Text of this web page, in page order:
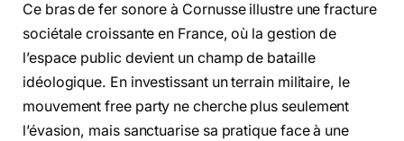
Ce bras de fer sonore à Cornusse illustre une fracture
sociétale croissante en France, où la gestion de
l’espace public devient un champ de bataille
idéologique. En investissant un terrain militaire, le
mouvement free party ne cherche plus seulement
l’évasion, mais sanctuarise sa pratique face à une